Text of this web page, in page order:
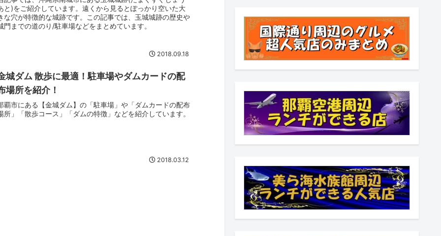
と)をご紹介しています。遠くから見るとぽっかり空いた大
な穴が特徴的な城跡です。この記事では、玉城城跡の歴史や
門までの道のり/駐車場などをまとめています。
2018.09.18
城ダム 散歩に最適！駐車場やダムカードの配
場所を紹介！
覇市にある【金城ダム】の「駐車場」や「ダムカードの配布
所」「散歩コース」「ダムの特徴」などを紹介しています。
2018.03.12